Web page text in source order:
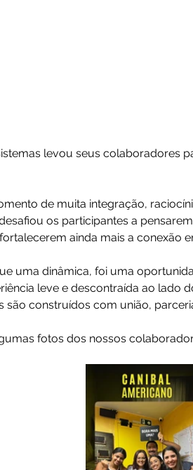
levou seus colaboradores
de muita integração,
os participantes a
ainda mais a conexão
uma dinâmica, foi uma
leve e descontraída ao lado
são construídos com união,
fotos dos nossos